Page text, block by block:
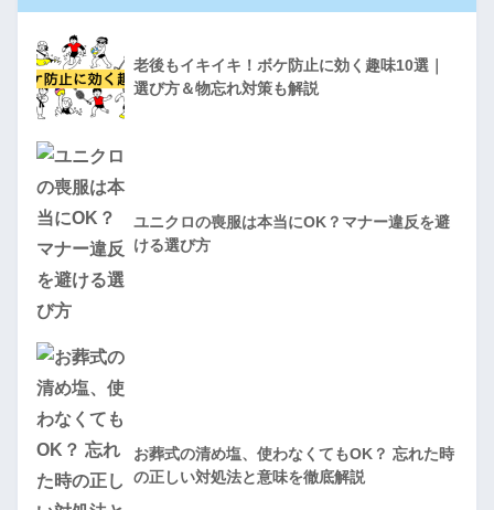
老後もイキイキ！ボケ防止に効く趣味10選｜
選び方＆物忘れ対策も解説
ユニクロの喪服は本当にOK？マナー違反を避
ける選び方
お葬式の清め塩、使わなくてもOK？ 忘れた時
の正しい対処法と意味を徹底解説